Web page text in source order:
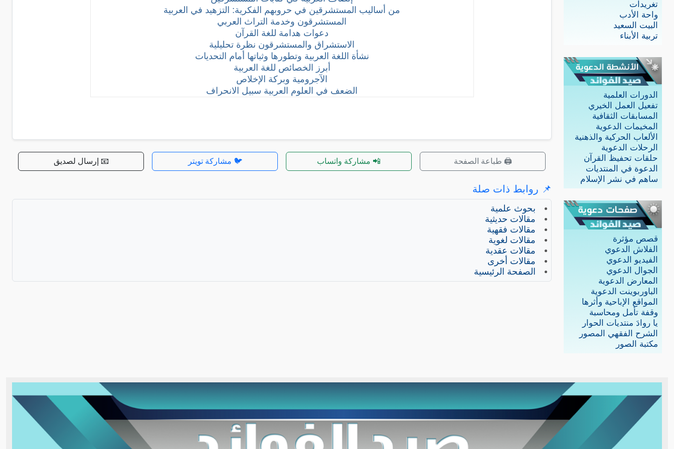
تغريدات
واحة الأدب
البيت السعيد
تربية الأبناء
الدورات العلمية
تفعيل العمل الخيري
المسابقات الثقافية
المخيمات الدعوية
الألعاب الحركية والذهنية
الرحلات الدعوية
حلقات تحفيظ القرآن
الدعوة في المنتديات
ساهم في نشر الإسلام
قصص مؤثرة
الفلاش الدعوي
الفيديو الدعوي
الجوال الدعوي
المعارض الدعوية
الباوربوينت الدعوية
المواقع الإباحية وأثرها
وقفة تأمل ومحاسبة
يا روادَ منتديات الحوار
الشرح الفقهي المصور
مكتبة الصور
من أساليب المستشرقين في حروبهم الفكرية: التزهيد في العربية
المستشرقون وخدمة التراث العربي
دعوات هدامة للغة القرآن
الاستشراق والمستشرقون نظرة تحليلية
نشأة اللغة العربية وتطورها وثباتها أمام التحديات
أبرز الخصائص للغة العربية
الآجرومية وبركة الإخلاص
الضعف في العلوم العربية سبيل الانحراف
🖨️ طباعة الصفحة 📲 مشاركة واتساب 🐦 مشاركة تويتر 📧 إرسال لصديق
📌 روابط ذات صلة
بحوث علمية
مقالات حديثية
مقالات فقهية
مقالات لغوية
مقالات عقدية
مقالات أخرى
الصفحة الرئيسية